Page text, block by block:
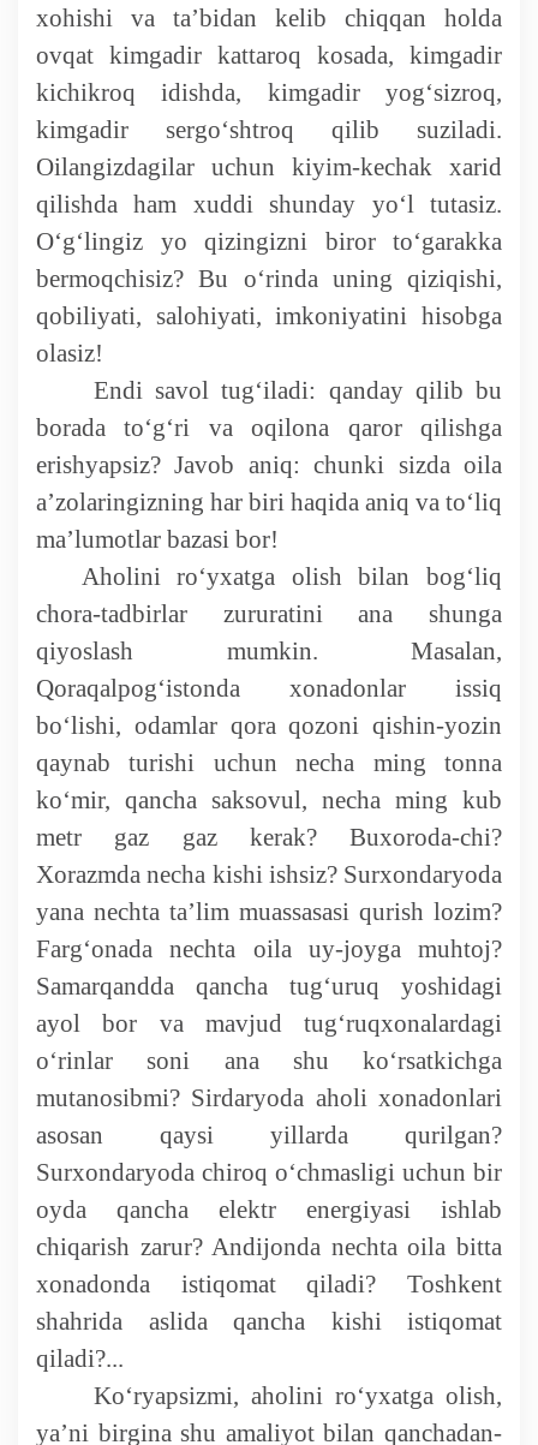
«Ochiq ma'lumotlar» PF-6247 bo'yicha
Ochiq budjet ma'lumotlar
Davlat xizmatlar yangona reestri
xohishi va ta’bidan kelib chiqqan holda
ovqat kimgadir kattaroq kosada, kimgadir
kichikroq idishda, kimgadir yog‘sizroq,
kimgadir sergo‘shtroq qilib suziladi.
Oilangizdagilar uchun kiyim-kechak xarid
qilishda ham xuddi shunday yo‘l tutasiz.
O‘g‘lingiz yo qizingizni biror to‘garakka
bermoqchisiz? Bu o‘rinda uning qiziqishi,
qobiliyati, salohiyati, imkoniyatini hisobga
olasiz!
Endi savol tug‘iladi: qanday qilib bu
borada to‘g‘ri va oqilona qaror qilishga
erishyapsiz? Javob aniq: chunki sizda oila
a’zolaringizning har biri haqida aniq va to‘liq
ma’lumotlar bazasi bor!
Aholini ro‘yxatga olish bilan bog‘liq
chora-tadbirlar zururatini ana shunga
qiyoslash mumkin. Masalan,
Qoraqalpog‘istonda xonadonlar issiq
bo‘lishi, odamlar qora qozoni qishin-yozin
qaynab turishi uchun necha ming tonna
ko‘mir, qancha saksovul, necha ming kub
metr gaz gaz kerak? Buxoroda-chi?
Xorazmda necha kishi ishsiz? Surxondaryoda
yana nechta ta’lim muassasasi qurish lozim?
Farg‘onada nechta oila uy-joyga muhtoj?
Samarqandda qancha tug‘uruq yoshidagi
ayol bor va mavjud tug‘ruqxonalardagi
o‘rinlar soni ana shu ko‘rsatkichga
mutanosibmi? Sirdaryoda aholi xonadonlari
asosan qaysi yillarda qurilgan?
Surxondaryoda chiroq o‘chmasligi uchun bir
oyda qancha elektr energiyasi ishlab
chiqarish zarur? Andijonda nechta oila bitta
xonadonda istiqomat qiladi? Toshkent
shahrida aslida qancha kishi istiqomat
qiladi?...
Ko‘ryapsizmi, aholini ro‘yxatga olish,
ya’ni birgina shu amaliyot bilan qanchadan-